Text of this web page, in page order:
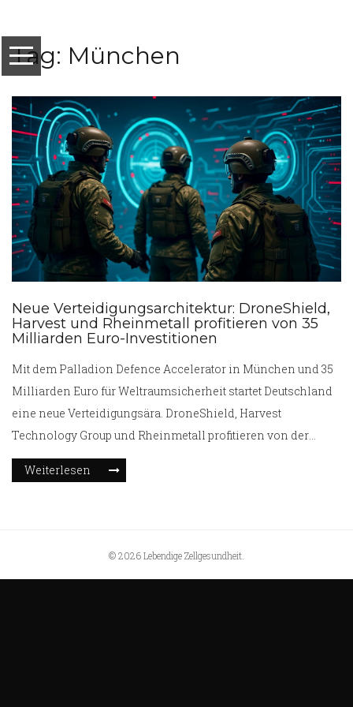
Tag: München
Neue Verteidigungsarchitektur: DroneShield,
Harvest und Rheinmetall profitieren von 35
Milliarden Euro-Investitionen
Mit dem Palladion Defence Accelerator in München und 35
Milliarden Euro für Weltraumsicherheit startet Deutschland
eine neue Verteidigungsära. DroneShield, Harvest
Technology Group und Rheinmetall profitieren von der
Fokussierung auf autonome Systeme und KI.
Weiterlesen
© 2026 Lebendige Zellgesundheit.